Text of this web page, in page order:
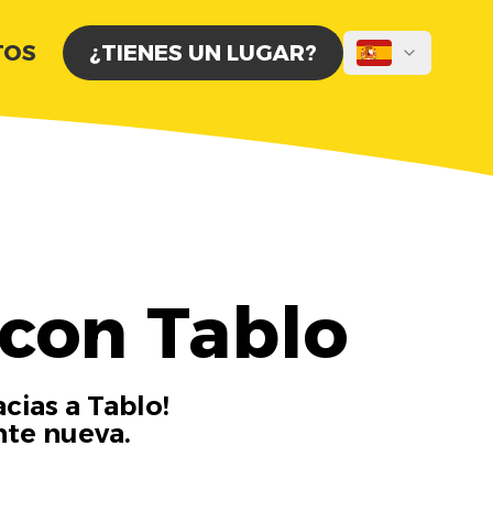
¿TIENES UN LUGAR?
Tablo
a Tablo!
nueva.